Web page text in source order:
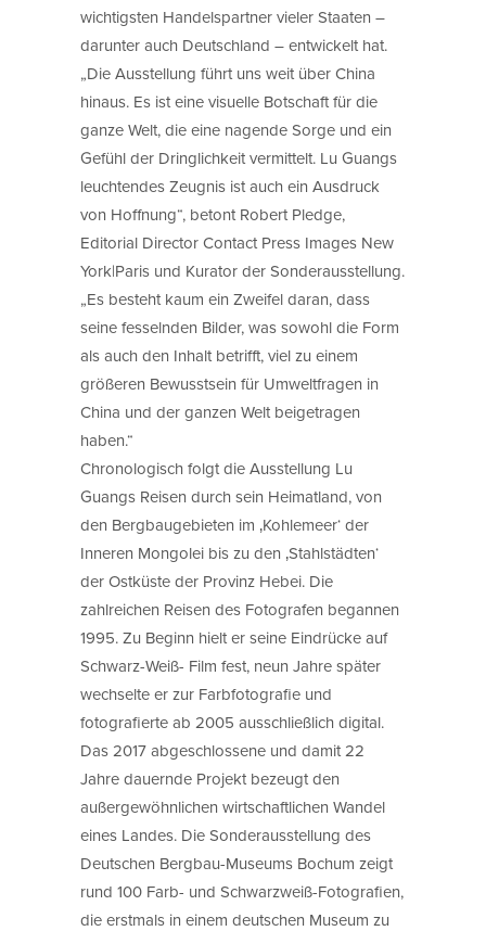
wichtigsten Handelspartner vieler Staaten –
darunter auch Deutschland – entwickelt hat.
„Die Ausstellung führt uns weit über China
hinaus. Es ist eine visuelle Botschaft für die
ganze Welt, die eine nagende Sorge und ein
Gefühl der Dringlichkeit vermittelt. Lu Guangs
leuchtendes Zeugnis ist auch ein Ausdruck
von Hoffnung“, betont Robert Pledge,
Editorial Director Contact Press Images New
York|Paris und Kurator der Sonderausstellung.
„Es besteht kaum ein Zweifel daran, dass
seine fesselnden Bilder, was sowohl die Form
als auch den Inhalt betrifft, viel zu einem
größeren Bewusstsein für Umweltfragen in
China und der ganzen Welt beigetragen
haben.“
Chronologisch folgt die Ausstellung Lu
Guangs Reisen durch sein Heimatland, von
den Bergbaugebieten im ‚Kohlemeer‘ der
Inneren Mongolei bis zu den ‚Stahlstädten‘
der Ostküste der Provinz Hebei. Die
zahlreichen Reisen des Fotografen begannen
1995. Zu Beginn hielt er seine Eindrücke auf
Schwarz-Weiß- Film fest, neun Jahre später
wechselte er zur Farbfotografie und
fotografierte ab 2005 ausschließlich digital.
Das 2017 abgeschlossene und damit 22
Jahre dauernde Projekt bezeugt den
außergewöhnlichen wirtschaftlichen Wandel
eines Landes. Die Sonderausstellung des
Deutschen Bergbau-Museums Bochum zeigt
rund 100 Farb- und Schwarzweiß-Fotografien,
die erstmals in einem deutschen Museum zu